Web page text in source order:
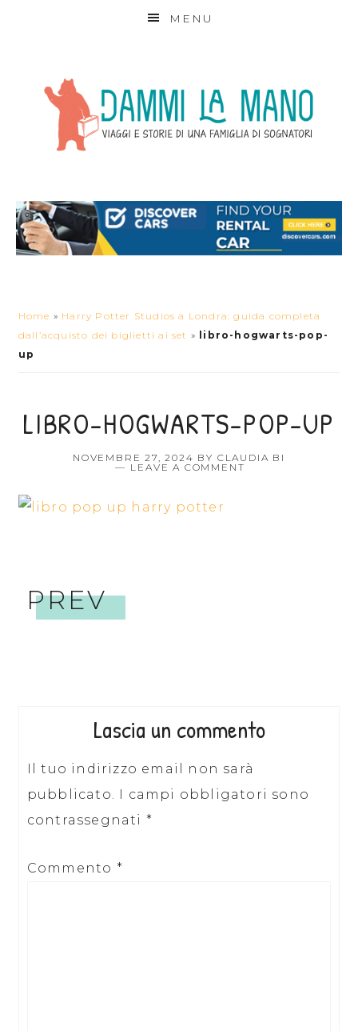
MENU
Home » Harry Potter Studios a Londra: guida completa
dall’acquisto dei biglietti ai set »
libro-hogwarts-pop-
up
LIBRO-HOGWARTS-POP-UP
NOVEMBRE 27, 2024 BY CLAUDIA BI
LEAVE A COMMENT
PREV
Lascia un commento
Il tuo indirizzo email non sarà
pubblicato. I campi obbligatori sono
contrassegnati *
Commento *